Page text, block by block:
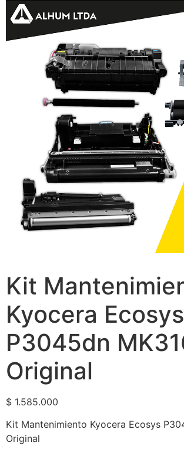
Kit
Kyocera Ecosys
P3045dn
Original
$ 1.585.000
Kit Mantenimiento Kyocera Ecosys
Original